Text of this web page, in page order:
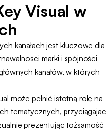
Visual w
kanałach jest kluczowe dla
marki i spójności
kanałów, w których
może pełnić istotną rolę na
tematycznych, przyciągając
prezentując tożsamość